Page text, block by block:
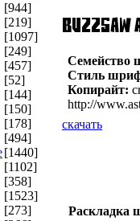
[944]
[219]
[1097]
[249]
[457]
[52]
[144]
[150]
[178]
[494]
[1440]
[1102]
[358]
[1523]
[273]
Семейство
Стиль
Копирайт:
http://
скачать
Раскладка